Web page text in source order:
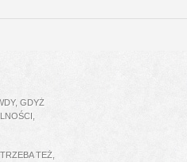
GDYŻ
TEŻ,